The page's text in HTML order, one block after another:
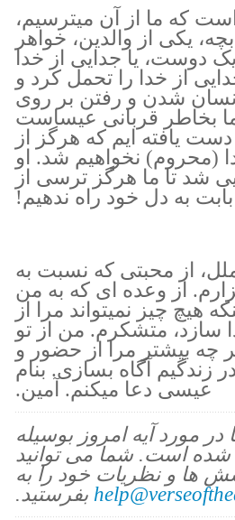
که ما از آن میترسیم،
یکی از والدین، خواهر
دوست، یا جدایی از خدا
از خدا را تحمل کرد و
انسان شدن و رفتن بر روی
بخاطر قربانی عیساست
یافته ایم که هرگز از
(محروم) نخواهیم شد. او
شد تا ما هرگز ترسی از
به دل خود راه ندهیم!
از محبتی که نسبت به
از وعده ای که به من
هیچ چیز نمیتواند مرا از
سازد، متشکرم. من از تو
چه بیشتر مرا از حضور و
آگاه بسازی. بنام
عیسی دعا میکنم. آمین.
در مورد آیه امروز بوسیله
شده است. شما می توانید
ها و نظریات خود را به
بفرستید.